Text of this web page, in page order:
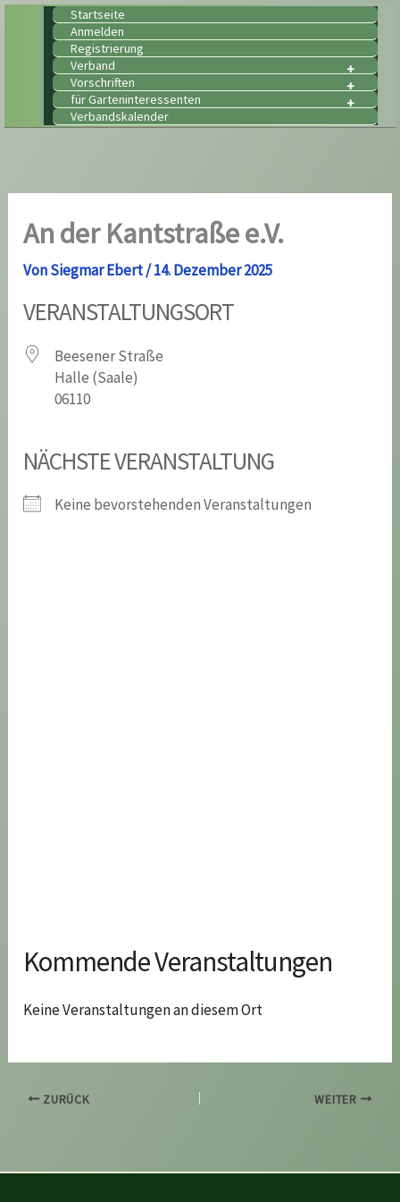
springen
Startseite
Anmelden
Registrierung
Verband
Vorschriften
für Garteninteressenten
Verbandskalender
An der Kantstraße e.V.
VonSiegmar Ebert/14. Dezember 2025
VERANSTALTUNGSORT
Beesener Straße
Halle (Saale)
06110
NÄCHSTE VERANSTALTUNG
Keine bevorstehenden Veranstaltungen
Kommende Veranstaltungen
Keine Veranstaltungen an diesem Ort
ZURÜCK WEITER